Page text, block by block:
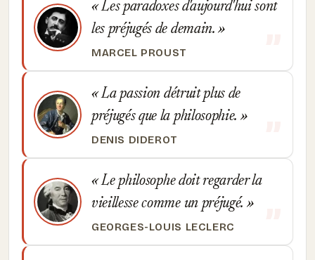
Les paradoxes d'aujourd'hui sont
les préjugés de demain.
MARCEL PROUST
La passion détruit plus de
préjugés que la philosophie.
DENIS DIDEROT
Le philosophe doit regarder la
vieillesse comme un préjugé.
GEORGES-LOUIS LECLERC